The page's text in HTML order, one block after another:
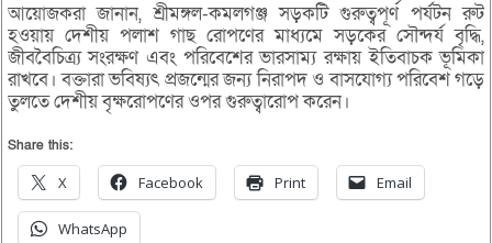
আয়োজকরা জানান, শ্রীমঙ্গল-কমলগঞ্জ সড়কটি গুরুত্বপূর্ণ পর্যটন রুট
হওয়ায় দেশীয় পলাশ গাছ রোপণের মাধ্যমে সড়কের সৌন্দর্য বৃদ্ধি,
জীববৈচিত্র্য সংরক্ষণ এবং পরিবেশের ভারসাম্য রক্ষায় ইতিবাচক ভূমিকা
রাখবে। বক্তারা ভবিষ্যৎ প্রজন্মের জন্য নিরাপদ ও বাসযোগ্য পরিবেশ গড়ে
তুলতে দেশীয় বৃক্ষরোপণের ওপর গুরুত্বারোপ করেন।
Share this:
X Facebook Print Email
WhatsApp